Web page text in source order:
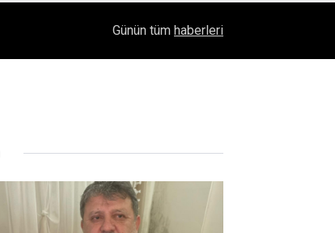
Diyarbakır'da İşçi Kıyımı: 45 Derece Sıcakta
Günün tüm haberleri